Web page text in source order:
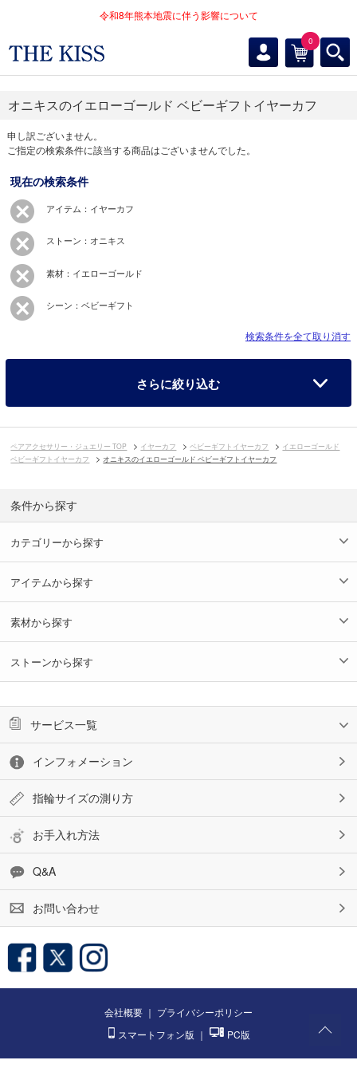
令和8年熊本地震に伴う影響について
0
オニキスのイエローゴールド ベビーギフトイヤーカフ
申し訳ございません。
ご指定の検索条件に該当する商品はございませんでした。
現在の検索条件
アイテム：イヤーカフ
ストーン：オニキス
素材：イエローゴールド
シーン：ベビーギフト
検索条件を全て取り消す
さらに絞り込む
ペアアクセサリー・ジュエリー TOP イヤーカフ ベビーギフトイヤーカフ
イエローゴールド
ベビーギフトイヤーカフ
オニキスのイエローゴールド ベビーギフトイヤーカフ
条件から探す
カテゴリーから探す
アイテムから探す
素材から探す
ストーンから探す
サービス一覧
インフォメーション
指輪サイズの測り方
お手入れ方法
Q&A
お問い合わせ
会社概要 ｜ プライバシーポリシー
スマートフォン版 ｜ PC版